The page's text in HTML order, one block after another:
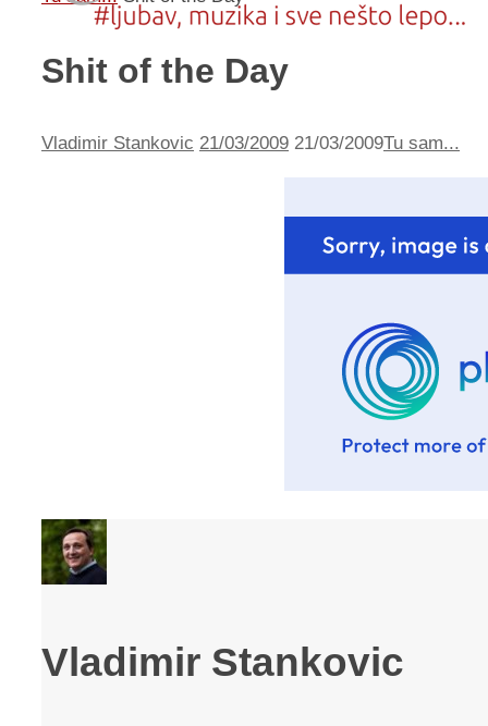
Shit of the Day
Vladimir Stankovic 21/03/2009 21/03/2009Tu sam...
Vladimir Stankovic